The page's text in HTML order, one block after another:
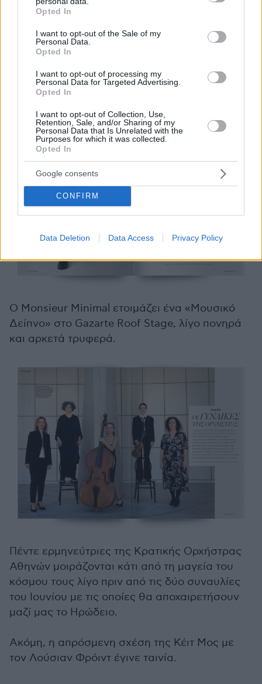
grant or deny consent to Google and its third-party tags to
use your data for below specified purposes in below Google
consent section.
Opted In
I want to opt-out of the Sale of my
Personal Data.
Opted In
I want to opt-out of processing my
Personal Data for Targeted Advertising.
Opted In
I want to opt-out of Collection, Use,
Retention, Sale, and/or Sharing of my
Personal Data that Is Unrelated with the
Purposes for which it was collected.
Opted In
Google consents
CONFIRM
Data Deletion Data Access Privacy Policy
Το Παιδί Τραύμα, μέσα από το άλμπουμ του
να βρίσκεται πολύ πιο κοντά απ’ όσο
νομίζουμε.
Ο Monsieur Minimal ετοιμάζει ένα «Μουσικό
Δείπνο» στο Gazarte Roof Stage, λίγο πονηρά
και αρκετά τρυφερά.
Πέντε ερμηνεύτριες της Κρατικής Ορχήστρας
Αθηνών μοιράζονται κάτι από τη μαγεία του
κόσμου τους λίγο πριν από τις δύο συναυλίες
του Ιουνίου με τις οποίες θα αποχαιρετήσουν
μαζί μας το Ηρώδειο.
Ακόμη, η απρόσμενη σχέση της Κέιτ Μος με
τον Λούσιαν Φρόιντ έγινε ταινία.